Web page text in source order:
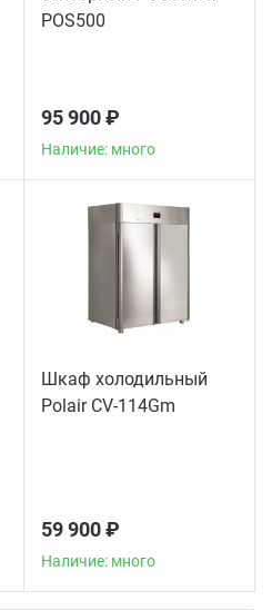
POS500
95 900 ₽
Наличие: много
Шкаф холодильный
Polair CV-114Gm
59 900 ₽
Наличие: много